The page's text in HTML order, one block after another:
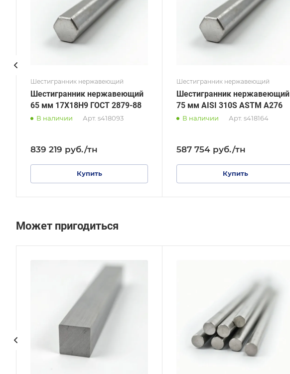
Шестигранник нержавеющий
Шестигранник нержавеющий
65 мм 17Х18Н9 ГОСТ 2879-88
В наличии Арт. s418093
839 219 руб./тн
Купить
Технология изготовления
Горячекатаный
Диаметр, мм
75
Шестигранник нержавеющий
Шестигранник нержавеющий
75 мм AISI 310S ASTM A276
В наличии Арт. s418164
587 754 руб./тн
Купить
Технология изготовления
Горячекатаный
Диаметр, мм
36
Может пригодиться